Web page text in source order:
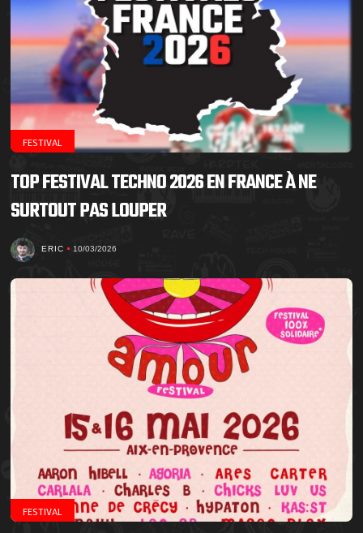
FESTIVAL
TOP FESTIVAL TECHNO 2026 EN FRANCE À NE
SURTOUT PAS LOUPER
ERIC 10/03/2026
FESTIVAL